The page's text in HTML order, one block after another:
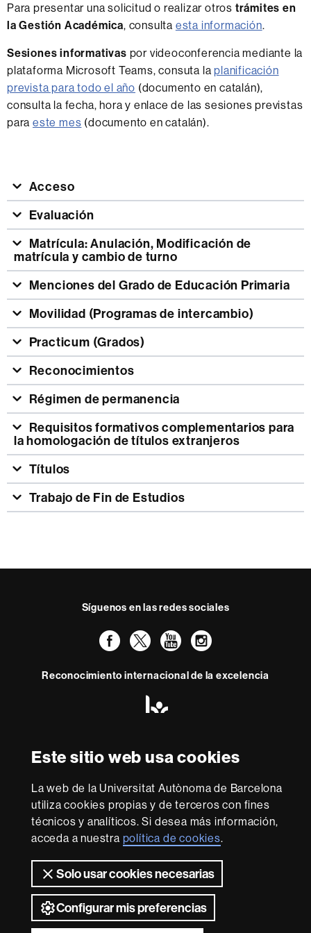
Este sitio web usa cookies
La web de la Universitat Autònoma de Barcelona
utiliza cookies propias y de terceros con fines
técnicos y analíticos. Si desea más información,
acceda a nuestra política de cookies.
Solo usar cookies necesarias
Configurar mis preferencias
Para presentar una solicitud o realizar otros trámites en
la Gestión Académica, consulta esta información.
Sesiones informativas por videoconferencia mediante la
plataforma Microsoft Teams, consuta laplanificación
prevista para todo el año (documento en catalán),
consulta la fecha, hora y enlace de las sesiones previstas
para este mes (documento en catalán).
Acceso
Evaluación
matrícula y cambio de turno
Menciones del Grado de Educación Primaria
Movilidad (Programas de intercambio)
Practicum (Grados)
Reconocimientos
Régimen de permanencia
la homologación de títulos extranjeros
Títulos
Trabajo de Fin de Estudios
complementaria
Síguenos en las redes sociales
Facebook
TwitterYouTube
Instagram
Reconocimiento internacional de la excelencia
-
Con la financiación de
Sobre
esta
web
Protección de datos
web Accesibilidad web Mapa del web UAB
2026 Universitat Autònoma de Barcelona